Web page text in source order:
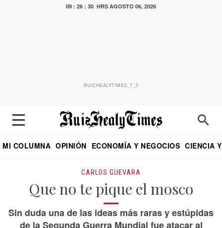
09 : 26 : 31 HRS AGOSTO 06, 2026
RUIZHEALYTIMES_T_0
MI COLUMNA OPINIÓN ECONOMÍA Y NEGOCIOS CIENCIA
CARLOS GUEVARA
Que no te pique el mosco
Sin duda una de las ideas más raras y estúpidas
de la Segunda Guerra Mundial fue atacar al